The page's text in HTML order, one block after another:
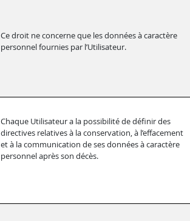
Ce droit ne concerne que les données à caractère
personnel fournies par l’Utilisateur.
Chaque Utilisateur a la possibilité de définir des
directives relatives à la conservation, à l’effacement
et à la communication de ses données à caractère
personnel après son décès.